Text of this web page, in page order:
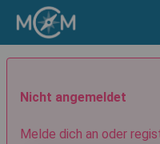
Nicht angemeldet
Melde dich an oder